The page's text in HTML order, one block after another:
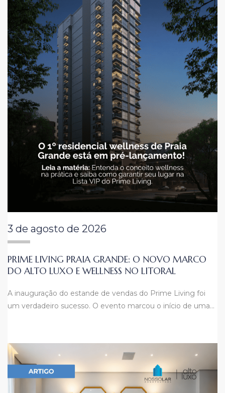
3 de agosto de 2026
PRIME LIVING PRAIA GRANDE: O NOVO MARCO
DO ALTO LUXO E WELLNESS NO LITORAL
A inauguração do estande de vendas do Prime Living foi
um verdadeiro sucesso. O evento marcou o início de uma…